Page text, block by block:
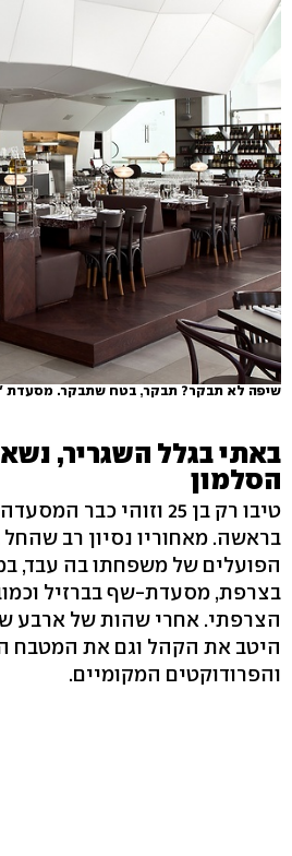
שיפה לא תבקר? תבקר, בטח שתבקר.
באתי בגלל השגריר,
הסלמון
טיבו רק בן 25 וזוהי
בראשה. מאחוריו נסיון רב
הפועלים של משפחתו בה עבד,
בצרפת, מסעדת-שף בברזיל
הצרפתי. אחרי שהות של ארבע
היטב את הקהל וגם את המטבח
והפרודוקטים המקומיים.